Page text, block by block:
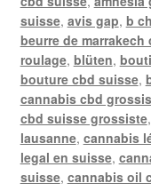
suisse, avis gap, b
beurre de marrakech
roulage, blüten,
bouture cbd suisse,
cannabis cbd
cbd suisse grossiste,
lausanne, cannabis
legal en suisse,
suisse, cannabis oil